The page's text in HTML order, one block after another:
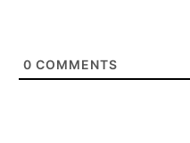
0 COMMENTS